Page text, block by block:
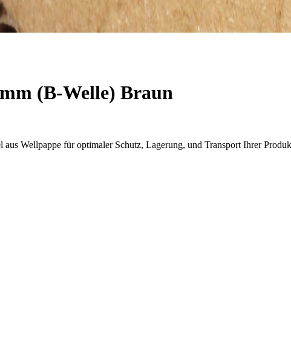
(B-Welle) Braun
Wellpappe für optimaler Schutz, Lagerung, und Transport Ihrer